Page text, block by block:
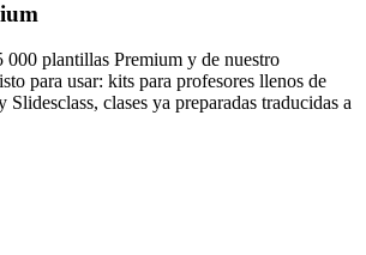
000 plantillas Premium y de nuestro
para usar: kits para profesores llenos de
Slidesclass, clases ya preparadas traducidas a